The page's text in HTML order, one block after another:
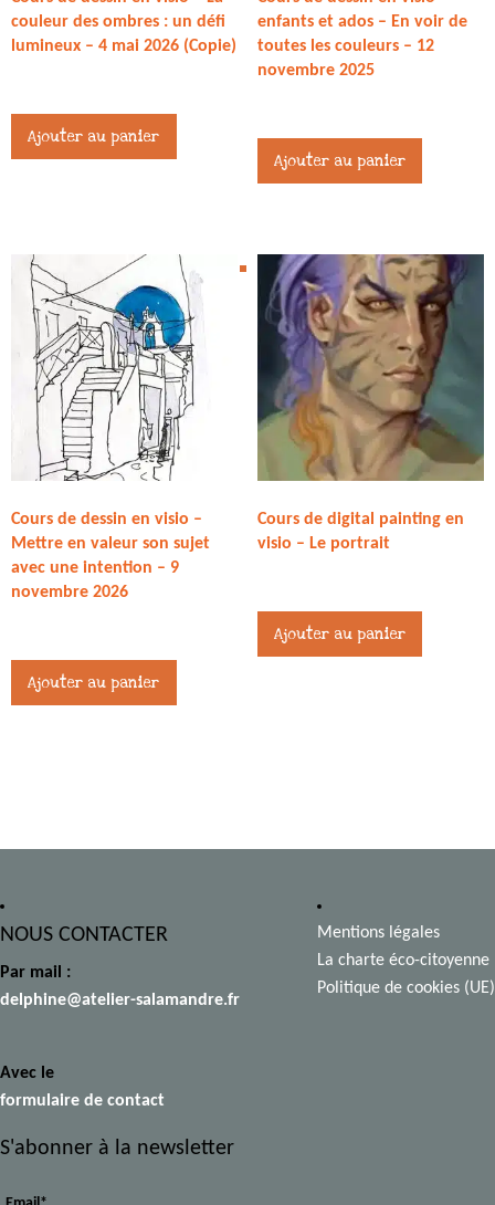
couleur des ombres : un défi
lumineux – 4 mai 2026 (Copie)
Ajouter au panier
enfants et ados – En voir de
toutes les couleurs – 12
novembre 2025
Ajouter au panier
Cours de dessin en visio –
Mettre en valeur son sujet
avec une intention – 9
novembre 2026
Ajouter au panier
Cours de digital painting en
visio – Le portrait
Ajouter au panier
NOUS CONTACTER
Par mail :
delphine@atelier-salamandre.fr
Avec le
formulaire de contact
Mentions légales
La charte éco-citoyenne
Politique de cookies (UE)
S'abonner à la newsletter